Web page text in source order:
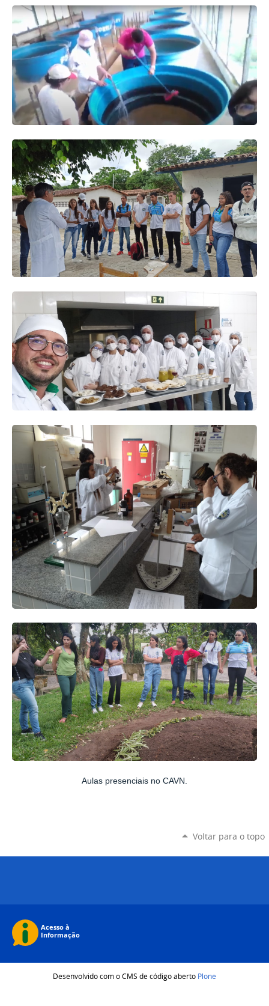
Aulas presenciais no CAVN.
Voltar para o topo
Desenvolvido com o CMS de código aberto Plone